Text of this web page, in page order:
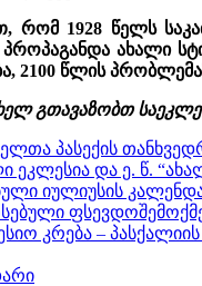
რომ 1928 წელს
პროპაგანდა ახალი
2100 წლის
გთავაზობთ
პასექის
და ე. წ.
იულიუსის
კრება – პასქალიის